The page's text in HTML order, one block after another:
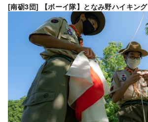
[南砺3団] 【ボーイ隊】となみ野ハイキング